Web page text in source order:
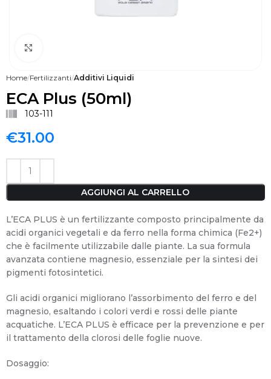
Home Fertilizzanti Additivi Liquidi
ECA Plus (50ml)
103-111
€31.00
AGGIUNGI AL CARRELLO
L’ECA PLUS è un fertilizzante composto principalmente da
acidi organici vegetali e da ferro nella forma chimica (Fe2+)
che è facilmente utilizzabile dalle piante. La sua formula
avanzata contiene magnesio, essenziale per la sintesi dei
pigmenti fotosintetici.
Gli acidi organici migliorano l’assorbimento del ferro e del
magnesio, esaltando i colori verdi e rossi delle piante
acquatiche. L’ECA PLUS è efficace per la prevenzione e per
il trattamento della clorosi delle foglie nuove.
Dosaggio: